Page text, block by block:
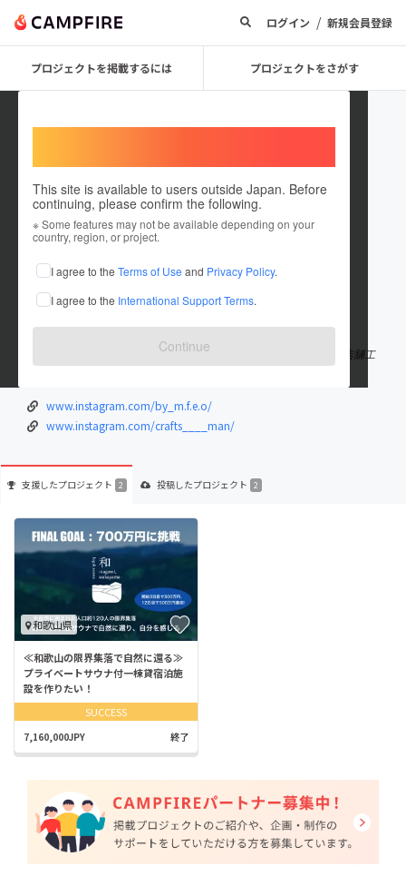
ログイン / 新規会員登録
プロジェクトを掲載するには プロジェクトをさがす
This site is available to users outside Japan. Before
continuing, please confirm the following.
※ Some features may not be available depending on your
country, region, or project.
I agree to the Terms of Use and Privacy Policy.
I agree to the International Support Terms.
Continue
_MFEO_
これまでに2回支援して2件のプロジェクトを投稿しています
在住国：日本 現在地：和歌山県
出身国：日本 出身地：和歌山県
house construction/住宅建設 store construction & renovation/店舗工
事・店舗改築 event planning/イベント企画 co もっと見る
www.instagram.com/by_m.f.e.o/
www.instagram.com/crafts____man/
支援したプロジェクト 2 投稿したプロジェクト 2
和歌山県
≪和歌山の限界集落で自然に還る≫
プライベートサウナ付一棟貸宿泊施
設を作りたい！
SUCCESS
7,160,000JPY 終了